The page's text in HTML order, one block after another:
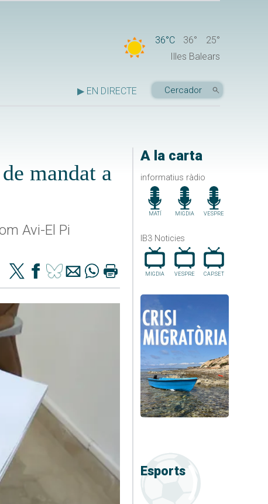
36°C 36°
25°
Illes Balears
▶ EN DIRECTE
A la carta
informatius ràdio
MATÍ MIGDIA VESPRE
IB3 Noticies
MIGDIA VESPRE CAP.SET
Esports
mandat a
Avi-El Pi